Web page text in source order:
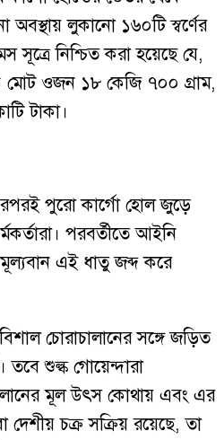
লুকানো ১৬০টি স্বর্ণের
সূত্রে নিশ্চিত করা হয়েছে যে,
মোট ওজন ১৮ কেজি ৭০০ গ্রাম,
টাকা।
পুরো কার্গো হোল জুড়ে
পরবর্তীতে আইনি
মূল্যবান এই ধাতু জব্দ করে
চোরাচালানের সঙ্গে জড়িত
তবে শুল্ক গোয়েন্দারা
মূল উৎস কোথায় এবং এর
দেশীয় চক্র সক্রিয় রয়েছে, তা